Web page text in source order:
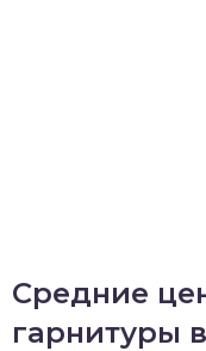
Средние
гарнитуры